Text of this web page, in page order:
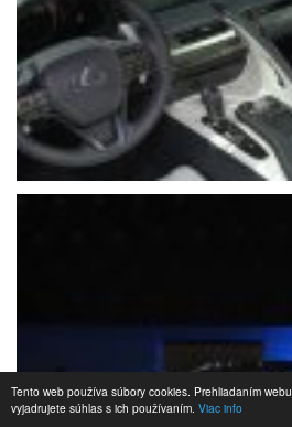
Tento web používa súbory cookies. Prehliadaním webu
vyjadrujete súhlas s ich používaním. Viac info